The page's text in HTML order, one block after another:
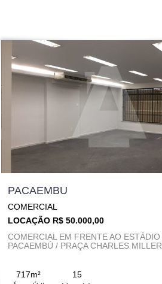
PACAEMBU
COMERCIAL
LOCAÇÃO R$ 50.000,00
COMERCIAL EM FRENTE AO ESTÁDIO
PACAEMBÚ / PRAÇA CHARLES MILLER
717m²
15